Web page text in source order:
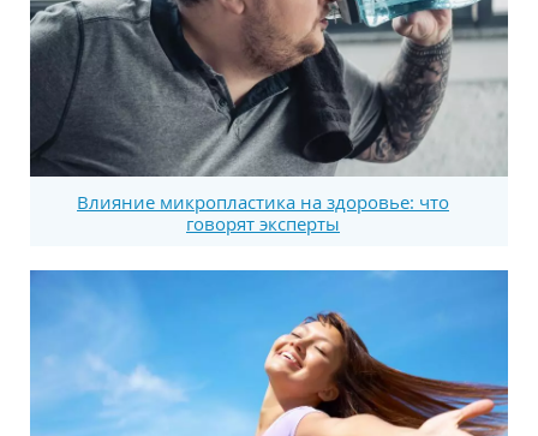
Влияние микропластика на здоровье: что
говорят эксперты